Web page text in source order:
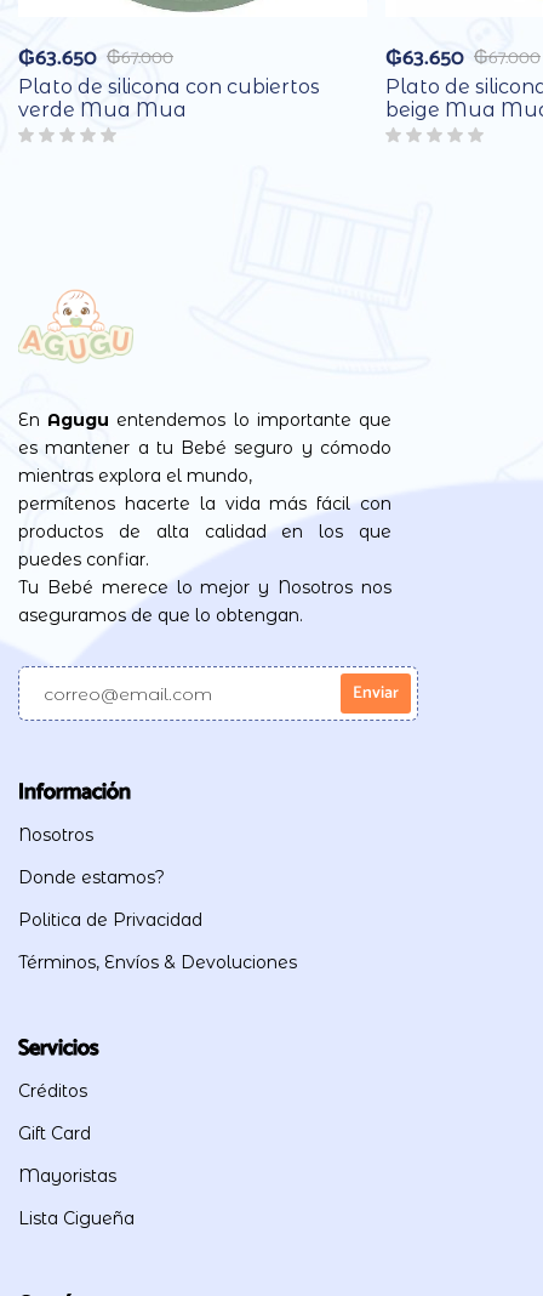
₲67.000
₲63.650
Plato de silicona con cubiertos
verde Mua Mua
₲67.000
₲63.650
Plato de
beige Mua
En Agugu entendemos lo importante que
es mantener a tu Bebé seguro y cómodo
mientras explora el mundo,
permítenos hacerte la vida más fácil con
productos de alta calidad en los que
puedes confiar.
Tu Bebé merece lo mejor y Nosotros nos
aseguramos de que lo obtengan.
Información
Nosotros
Donde estamos?
Politica de Privacidad
Términos, Envíos & Devoluciones
Servicios
Créditos
Gift Card
Mayoristas
Lista Cigueña